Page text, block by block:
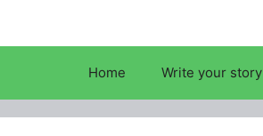
Home Write your story